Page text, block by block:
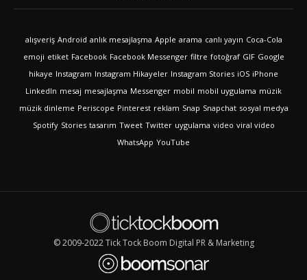
alışveriş Android anlık mesajlaşma Apple arama canlı yayın Coca-Cola
emoji etiket Facebook Facebook Messenger filtre fotoğraf GIF Google
hikaye Instagram Instagram Hikayeler Instagram Stories iOS iPhone
LinkedIn mesaj mesajlaşma Messenger mobil mobil uygulama müzik
müzik dinleme Periscope Pinterest reklam Snap Snapchat sosyal medya
Spotify Stories tasarım Tweet Twitter uygulama video viral video
WhatsApp YouTube
© 2009-2022 Tick Tock Boom Digital PR & Marketing